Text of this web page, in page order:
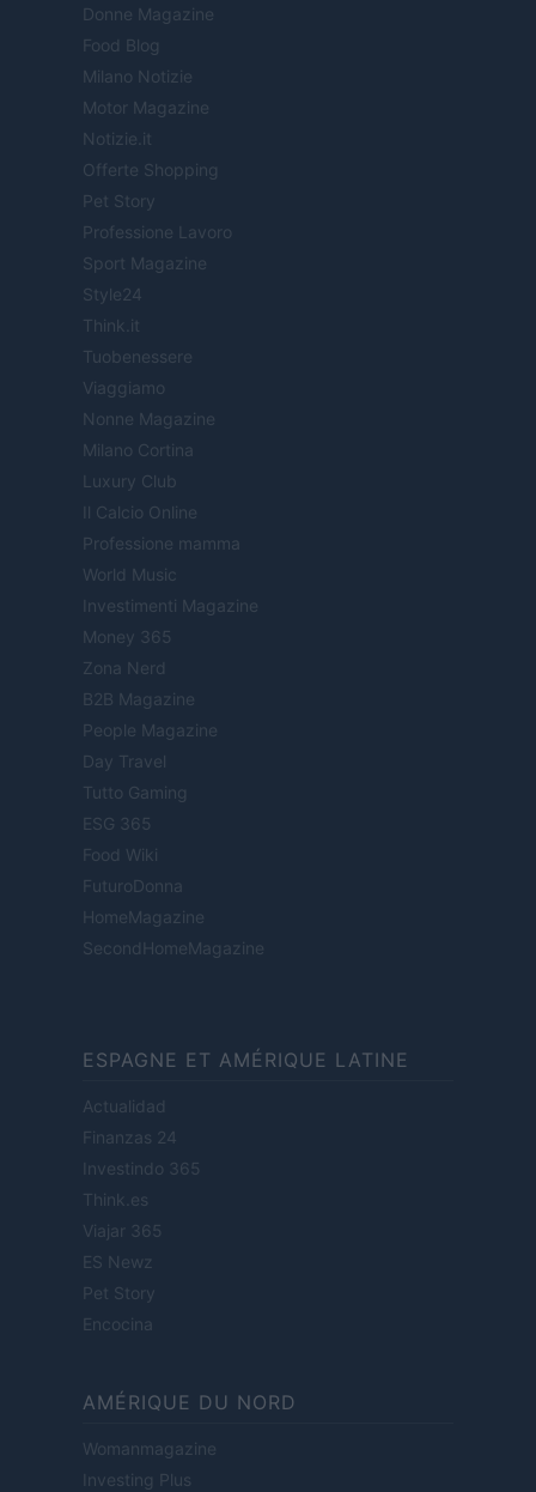
Donne Magazine
Food Blog
Milano Notizie
Motor Magazine
Notizie.it
Offerte Shopping
Pet Story
Professione Lavoro
Sport Magazine
Style24
Think.it
Tuobenessere
Viaggiamo
Nonne Magazine
Milano Cortina
Luxury Club
Il Calcio Online
Professione mamma
World Music
Investimenti Magazine
Money 365
Zona Nerd
B2B Magazine
People Magazine
Day Travel
Tutto Gaming
ESG 365
Food Wiki
FuturoDonna
HomeMagazine
SecondHomeMagazine
ESPAGNE ET AMÉRIQUE LATINE
Actualidad
Finanzas 24
Investindo 365
Think.es
Viajar 365
ES Newz
Pet Story
Encocina
AMÉRIQUE DU NORD
Womanmagazine
Investing Plus